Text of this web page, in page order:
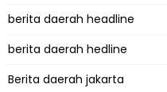
berita daerah headline
berita daerah hedline
Berita daerah jakarta